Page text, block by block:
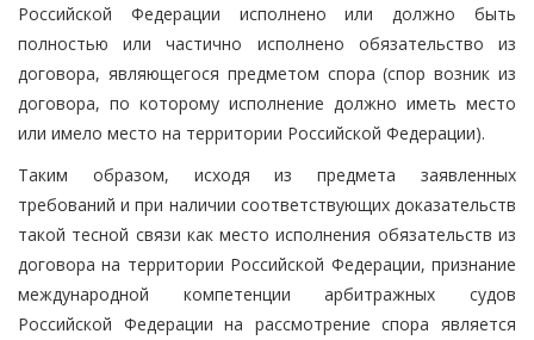
Российской Федерации исполнено или должно быть
полностью или частично исполнено обязательство из
договора, являющегося предметом спора (спор возник из
договора, по которому исполнение должно иметь место
или имело место на территории Российской Федерации).
Таким образом, исходя из предмета заявленных
требований и при наличии соответствующих доказательств
такой тесной связи как место исполнения обязательств из
договора на территории Российской Федерации, признание
международной компетенции арбитражных судов
Российской Федерации на рассмотрение спора является